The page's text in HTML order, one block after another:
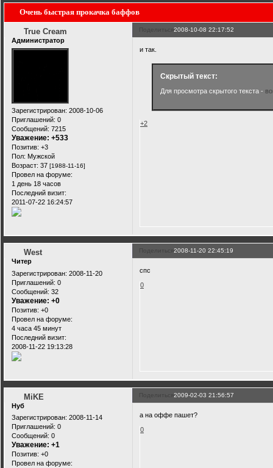
Очень быстрая прокачка баффов
Поделиться2008-10-08 22:17:52
True Cream
Администратор
Зарегистрирован: 2008-10-06
Приглашений: 0
Сообщений: 7215
Уважение: +533
Позитив: +3
Пол: Мужской
Возраст: 37 [1988-11-16]
Провел на форуме:
1 день 18 часов
Последний визит:
2011-07-22 16:24:57
и так.
Скрытый текст:
Для просмотра скрытого текста -
+2
Поделиться2008-11-20 22:45:19
West
Читер
Зарегистрирован: 2008-11-20
Приглашений: 0
Сообщений: 32
Уважение: +0
Позитив: +0
Провел на форуме:
4 часа 45 минут
Последний визит:
2008-11-22 19:13:28
спс
0
Поделиться2009-02-03 21:56:57
MiKE
Нуб
Зарегистрирован: 2008-11-14
Приглашений: 0
Сообщений: 0
Уважение: +1
Позитив: +0
Провел на форуме:
а на оффе пашет?
0